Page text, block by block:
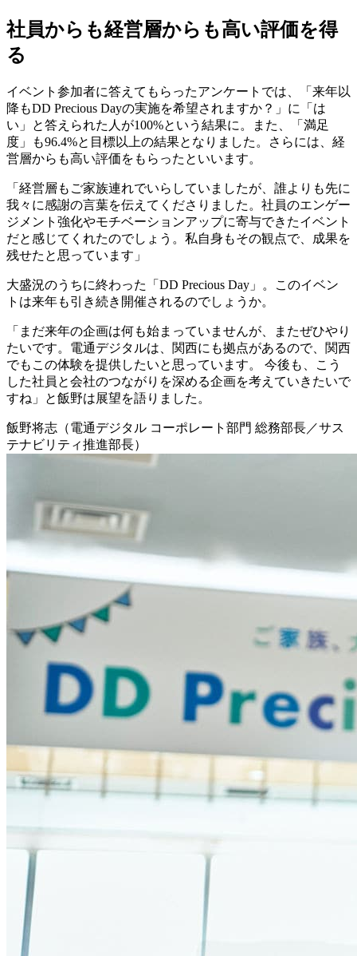
社員からも経営層からも高い評価を得
る
イベント参加者に答えてもらったアンケートでは、「来年以
降もDD Precious Dayの実施を希望されますか？」に「は
い」と答えられた人が100%という結果に。また、「満足
度」も96.4%と目標以上の結果となりました。さらには、経
営層からも高い評価をもらったといいます。
「経営層もご家族連れでいらしていましたが、誰よりも先に
我々に感謝の言葉を伝えてくださりました。社員のエンゲー
ジメント強化やモチベーションアップに寄与できたイベント
だと感じてくれたのでしょう。私自身もその観点で、成果を
残せたと思っています」
大盛況のうちに終わった「DD Precious Day」。このイベン
トは来年も引き続き開催されるのでしょうか。
「まだ来年の企画は何も始まっていませんが、またぜひやり
たいです。電通デジタルは、関西にも拠点があるので、関西
でもこの体験を提供したいと思っています。 今後も、こう
した社員と会社のつながりを深める企画を考えていきたいで
すね」と飯野は展望を語りました。
飯野将志（電通デジタル コーポレート部門 総務部長／サス
テナビリティ推進部長）